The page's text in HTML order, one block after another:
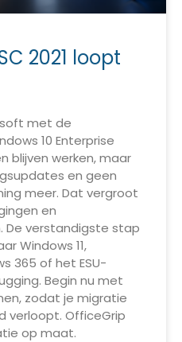
2021 loopt
met de
10 Enterprise
blijven werken, maar
en geen
meer. Dat vergroot
en
De verstandigste stap
Windows 11,
365 of het ESU-
Begin nu met
zodat je migratie
verloopt. OfficeGrip
op maat.